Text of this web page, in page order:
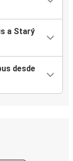
a Starý
desde